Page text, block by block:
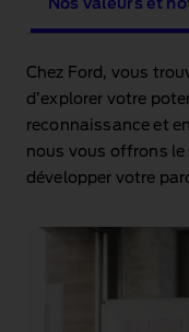
Nos valeurs et
Chez Ford, vous
d’explorer votre
reconnaissance et
nous vous offrons
développer votre